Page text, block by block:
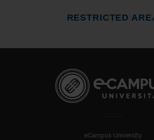
RESTRICTED
eCampus University